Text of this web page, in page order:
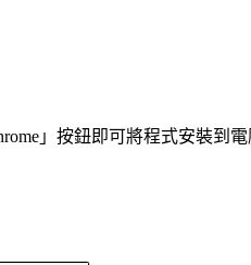
」按鈕即可將程式安裝到